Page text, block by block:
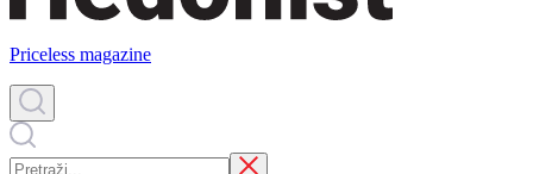
Priceless magazine